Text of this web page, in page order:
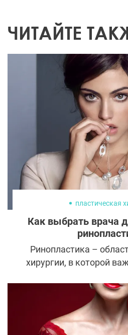
ЧИТАЙТЕ
пластическая
Как выбрать врача
Ринопластика –
хирургии, в которой
видением пациента.
решает, какой нос
естественно
будет существовать